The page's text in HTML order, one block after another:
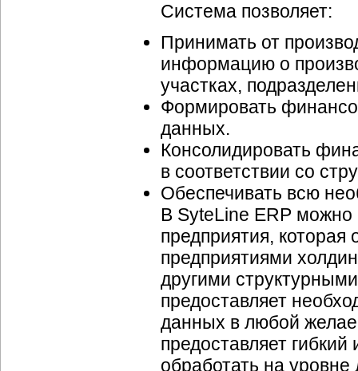
Система позволяет:
Принимать от
информацию о
участках,
Формировать
данных.
Консолидировать
в соответствии со
Обеспечивать всю
В SyteLine ERP можно
предприятия,
предприятиями
другими
предоставляет
данных в любой
предоставляет
обработать на